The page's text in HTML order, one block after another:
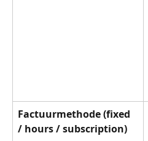
Factuurmethode (fixed
/ hours / subscription)